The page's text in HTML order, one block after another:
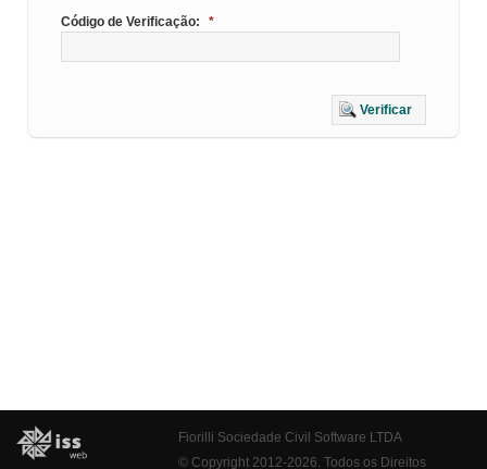
Código de Verificação:
*
Verificar
Fiorilli Sociedade Civil Software LTDA
© Copyright 2012-2026. Todos os Direitos